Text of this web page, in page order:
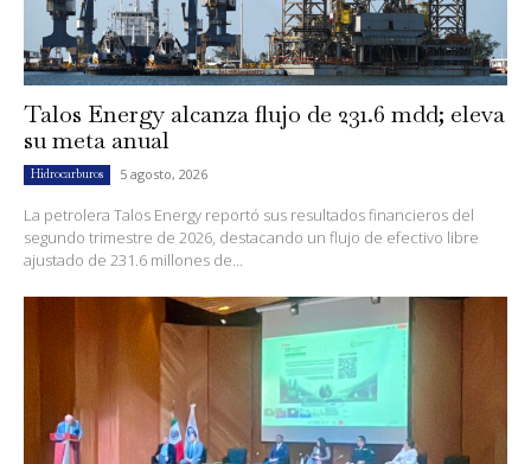
Talos Energy alcanza flujo de 231.6 mdd; eleva
su meta anual
Hidrocarburos 5 agosto, 2026
La petrolera Talos Energy reportó sus resultados financieros del
segundo trimestre de 2026, destacando un flujo de efectivo libre
ajustado de 231.6 millones de...